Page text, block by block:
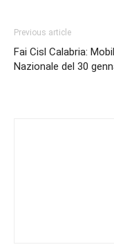
Previous article
Fai Cisl Calabria:
Nazionale del 30